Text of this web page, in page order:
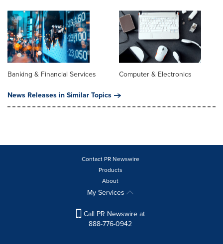
Banking & Financial Services
Computer & Electronics
News Releases in Similar Topics
Contact PR Newswire
Products
About
My Services
Call PR Newswire at
888-776-0942